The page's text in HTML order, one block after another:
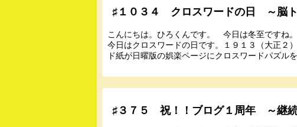
♯１０３４ クロスワードの日 ～脳
こんにちは。ひろくんです。 今日は冬至ですね
今日はクロスワードの日です。１９１３（大正２
ド紙が日曜版の娯楽ページにクロスワードパズル
♯３７５ 祝！！ブログ１周年 ～継